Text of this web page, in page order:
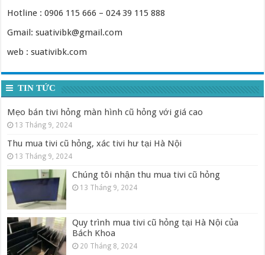
Hotline : 0906 115 666 – 024 39 115 888
Gmail: suativibk@gmail.com
web : suativibk.com
TIN TỨC
Mẹo bán tivi hỏng màn hình cũ hỏng với giá cao
13 Tháng 9, 2024
Thu mua tivi cũ hỏng, xác tivi hư tại Hà Nội
13 Tháng 9, 2024
Chúng tôi nhận thu mua tivi cũ hỏng
13 Tháng 9, 2024
Quy trình mua tivi cũ hỏng tại Hà Nội của
Bách Khoa
20 Tháng 8, 2024